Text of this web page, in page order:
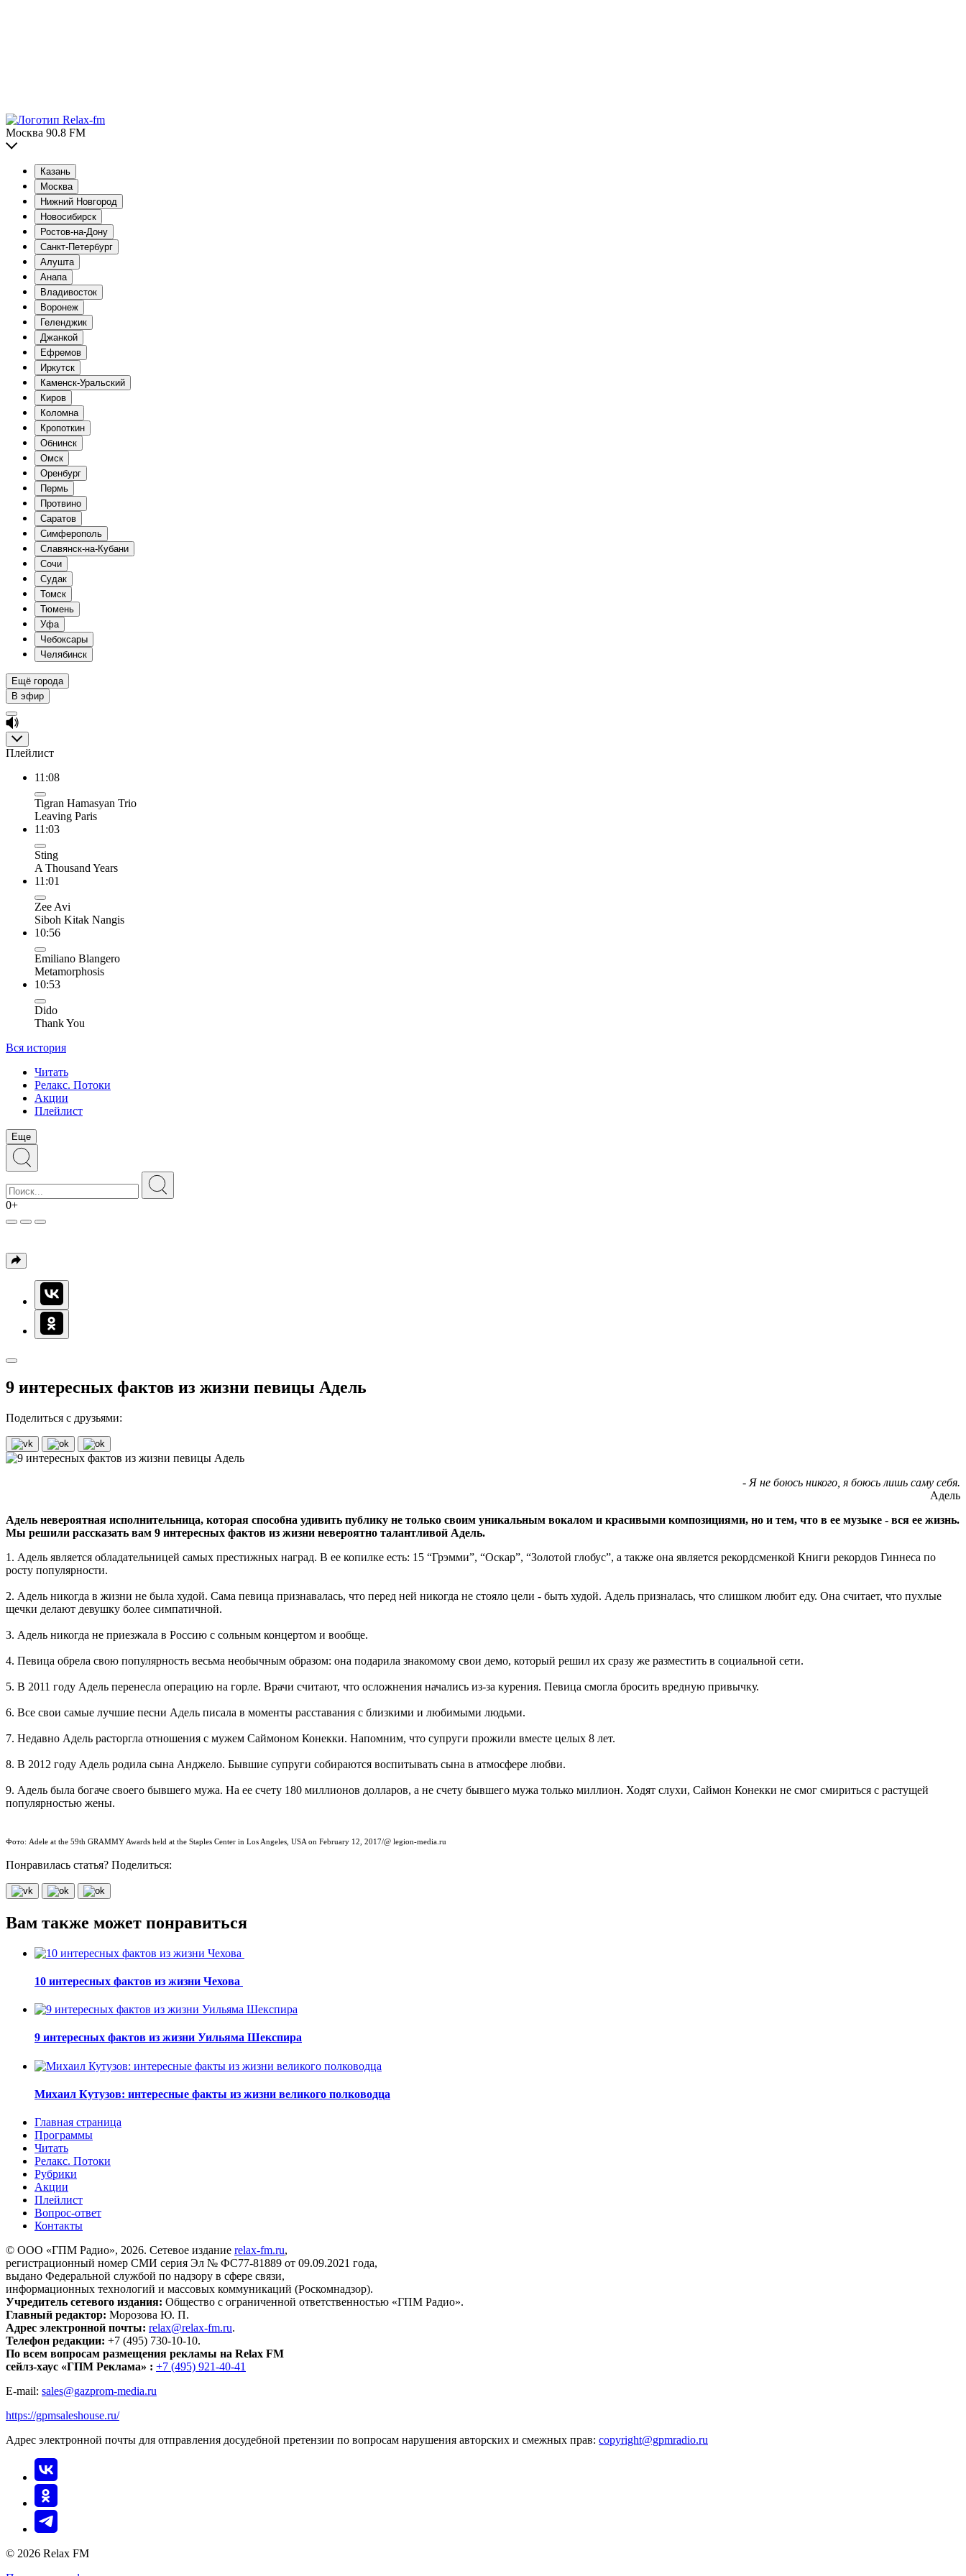
Москва 90.8 FM
Казань
Москва
Нижний Новгород
Новосибирск
Ростов-на-Дону
Санкт-Петербург
Алушта
Анапа
Владивосток
Воронеж
Геленджик
Джанкой
Ефремов
Иркутск
Каменск-Уральский
Киров
Коломна
Кропоткин
Обнинск
Омск
Оренбург
Пермь
Протвино
Саратов
Симферополь
Славянск-на-Кубани
Сочи
Судак
Томск
Тюмень
Уфа
Чебоксары
Челябинск
Ещё города
В эфир
Плейлист
11:08
Tigran Hamasyan Trio
Leaving Paris
11:03
Sting
A Thousand Years
11:01
Zee Avi
Siboh Kitak Nangis
10:56
Emiliano Blangero
Metamorphosis
10:53
Dido
Thank You
Вся история
Читать
Релакс. Потоки
Акции
Плейлист
Еще
0+
9 интересных фактов из жизни певицы Адель
Поделиться с друзьями:
- Я не боюсь никого, я боюсь лишь саму себя.
Адель
Адель невероятная исполнительница, которая способна удивить публику не только своим уникальным вокалом и красивыми композициями, но и тем, что в ее музыке - вся ее жизнь.
Мы решили рассказать вам 9 интересных фактов из жизни невероятно талантливой Адель.
1. Адель является обладательницей самых престижных наград. В ее копилке есть: 15 “Грэмми”, “Оскар”, “Золотой глобус”, а также она является рекордсменкой Книги рекордов Гиннеса по
росту популярности.
2. Адель никогда в жизни не была худой. Сама певица признавалась, что перед ней никогда не стояло цели - быть худой. Адель призналась, что слишком любит еду. Она считает, что пухлые
щечки делают девушку более симпатичной.
3. Адель никогда не приезжала в Россию с сольным концертом и вообще.
4. Певица обрела свою популярность весьма необычным образом: она подарила знакомому свои демо, который решил их сразу же разместить в социальной сети.
5. В 2011 году Адель перенесла операцию на горле. Врачи считают, что осложнения начались из-за курения. Певица смогла бросить вредную привычку.
6. Все свои самые лучшие песни Адель писала в моменты расставания с близкими и любимыми людьми.
7. Недавно Адель расторгла отношения с мужем Саймоном Конекки. Напомним, что супруги прожили вместе целых 8 лет.
8. В 2012 году Адель родила сына Анджело. Бывшие супруги собираются воспитывать сына в атмосфере любви.
9. Адель была богаче своего бывшего мужа. На ее счету 180 миллионов долларов, а не счету бывшего мужа только миллион. Ходят слухи, Саймон Конекки не смог смириться с растущей
популярностью жены.
Фото: Adele at the 59th GRAMMY Awards held at the Staples Center in Los Angeles, USA on February 12, 2017/@ legion-media.ru
Понравилась статья? Поделиться:
Вам также может понравиться
10 интересных фактов из жизни Чехова
9 интересных фактов из жизни Уильяма Шекспира
Михаил Кутузов: интересные факты из жизни великого полководца
Главная страница
Программы
Читать
Релакс. Потоки
Рубрики
Акции
Плейлист
Вопрос-ответ
Контакты
© ООО «ГПМ Радио», 2026. Сетевое издание relax-fm.ru,
регистрационный номер СМИ серия Эл № ФС77-81889 от 09.09.2021 года,
выдано Федеральной службой по надзору в сфере связи,
информационных технологий и массовых коммуникаций (Роскомнадзор).
Учредитель сетевого издания: Общество с ограниченной ответственностью «ГПМ Радио».
Главный редактор: Морозова Ю. П.
Адрес электронной почты: relax@relax-fm.ru.
Телефон редакции: +7 (495) 730-10-10.
По всем вопросам размещения рекламы на Relax FM
сейлз-хаус «ГПМ Реклама» : +7 (495) 921-40-41
E-mail: sales@gazprom-media.ru
https://gpmsaleshouse.ru/
Адрес электронной почты для отправления досудебной претензии по вопросам нарушения авторских и смежных прав: copyright@gpmradio.ru
© 2026 Relax FM